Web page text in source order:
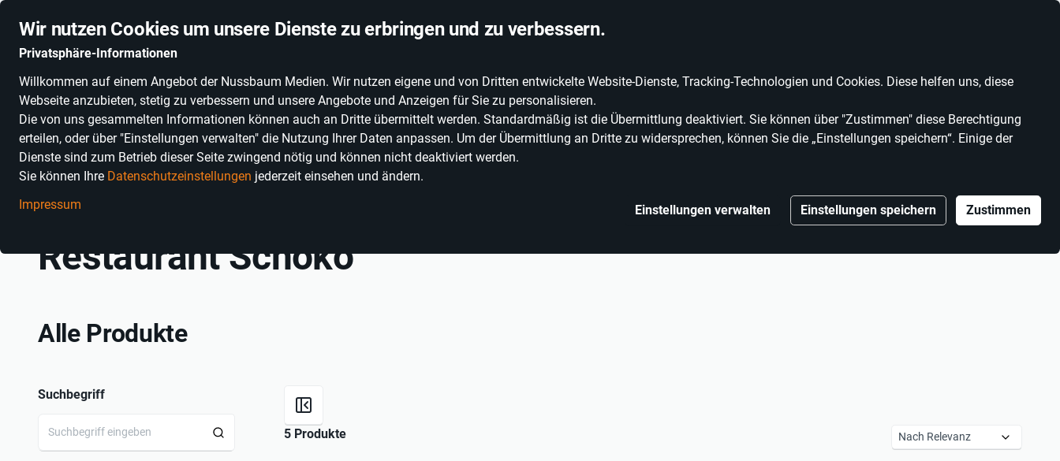
Wir nutzen Cookies um unsere Dienste zu erbringen und zu verbessern.
Privatsphäre-Informationen
Willkommen auf einem Angebot der Nussbaum Medien. Wir nutzen eigene und von Dritten entwickelte Website-Dienste, Tracking-Technologien und Cookies. Diese helfen uns, diese
Webseite anzubieten, stetig zu verbessern und unsere Angebote und Anzeigen für Sie zu personalisieren.
Die von uns gesammelten Informationen können auch an Dritte übermittelt werden. Standardmäßig ist die Übermittlung deaktiviert. Sie können über "Zustimmen" diese Berechtigung
erteilen, oder über "Einstellungen verwalten" die Nutzung Ihrer Daten anpassen. Um der Übermittlung an Dritte zu widersprechen, können Sie die „Einstellungen speichern“. Einige der
Dienste sind zum Betrieb dieser Seite zwingend nötig und können nicht deaktiviert werden.
Sie können Ihre Datenschutzeinstellungen jederzeit einsehen und ändern.
Impressum
Einstellungen verwalten Einstellungen speichern Zustimmen
PRODUKTKATEGORIEN SONNENGLAS® ALKOHOLFREIE WEINE ERLEBNISWELT WEINWELT
Restaurant Schoko
Alle Produkte
Suchbegriff
5 Produkte